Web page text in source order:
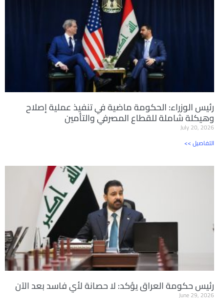
رئيس الوزراء: الحكومة ماضية في تنفيذ عملية إصلاح
وهيكلة شاملة للقطاع المصرفي والتأمين
July 20, 2026
<< التفاصيل
رئيس حكومة العراق يؤكد: لا حصانة لأي فاسد بعد الآن
June 29, 2026